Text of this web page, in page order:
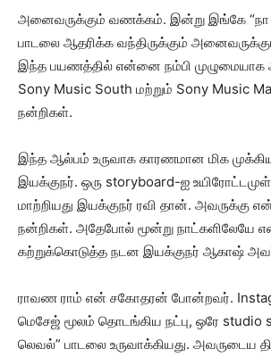
அனைவருக்கும் வணக்கம். இன்று இங்கே “நா
பாடலை ஆதரிக்க வந்திருக்கும்
இந்த பயணத்தில் என்னை நம்பி முழுமையாக
Sony Music South மற்றும் Sony Music
நன்றிகள்.
இந்த ஆல்பம் உருவாக காரணமான மிக
இயக்குநர். ஒரு storyboard-ஐ
மாற்றியது இயக்குநர் ரவி தான். அவருக்கு
நன்றிகள். அதேபோல் மூன்று நாட்களிலேயே
கற்றுக்கொடுத்த நடன இயக்குநர் ஆகாஷ்
ராவண ராம் என் சகோதரன் போன்றவர்.
மெசேஜ் மூலம் தொடங்கிய நட்பு, ஒரே studio
லெவல்” பாடலை உருவாக்கியது. அவருடைய